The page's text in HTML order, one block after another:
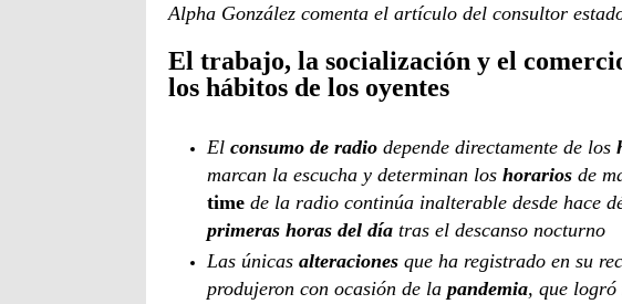
Alpha González comenta el artículo del consultor
El trabajo, la socialización y el
los hábitos de los oyentes
El consumo de radio depende directamente de los
marcan la escucha y determinan los horarios de
time de la radio continúa inalterable desde hace
primeras horas del día tras el descanso nocturno
Las únicas alteraciones que ha registrado en su
produjeron con ocasión de la pandemia, que logró